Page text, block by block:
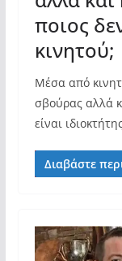
ποιος
κινητού;
Μέσα από
σβούρας αλλά
είναι
Διαβάστε